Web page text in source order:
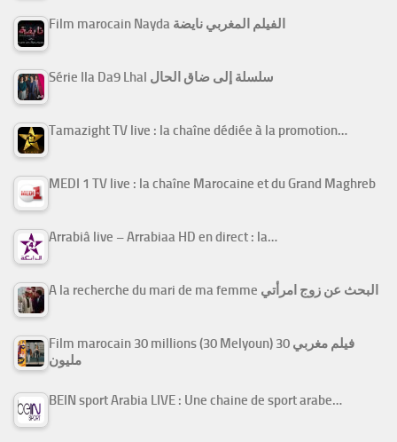
Film marocain Nayda الفيلم المغربي نايضة
Série Ila Da9 Lhal سلسلة إلى ضاق الحال
Tamazight TV live : la chaîne dédiée à la promotion…
MEDI 1 TV live : la chaîne Marocaine et du Grand Maghreb
Arrabiâ live – Arrabiaa HD en direct : la…
A la recherche du mari de ma femme البحث عن زوج امرأتي
Film marocain 30 millions (30 Melyoun) فيلم مغربي 30
مليون
BEIN sport Arabia LIVE : Une chaine de sport arabe…